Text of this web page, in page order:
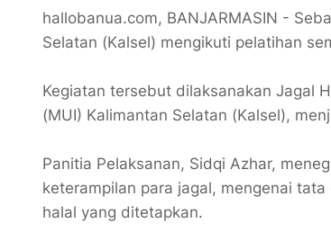
hallobanua.com, BANJARMASIN -
Selatan (Kalsel) mengikuti pelatihan
Kegiatan tersebut dilaksanakan Jagal
(MUI) Kalimantan Selatan (Kalsel),
Panitia Pelaksanan, Sidqi Azhar,
keterampilan para jagal, mengenai
halal yang ditetapkan.